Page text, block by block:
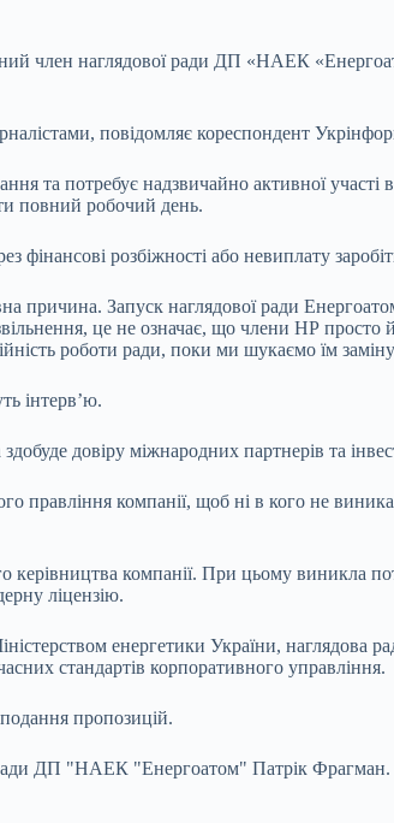
член наглядової ради ДП «НАЕК
повідомляє кореспондент
та потребує надзвичайно активної участі
повний робочий день.
розбіжності або невиплату
причина. Запуск наглядової ради
це не означає, що члени НР просто
роботи ради, поки ми шукаємо їм
інтерв’ю.
довіру міжнародних партнерів та
правління компанії, щоб ні в кого не
керівництва компанії. При цьому виникла
ліцензію.
енергетики України, наглядова
стандартів корпоративного управління.
пропозицій.
ради ДП "НАЕК "Енергоатом" Патрік Фрагман.